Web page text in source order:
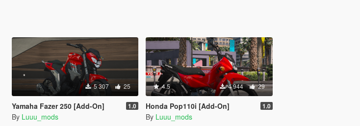
5 307 25
Yamaha Fazer 250 [Add-On] 1.0
By Luuu_mods
4.5 4 944 29
Honda Pop110i [Add-On] 1.0
By Luuu_mods